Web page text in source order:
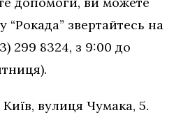
звертайтесь на
299 8324, з 9:00 до
Київ, вулиця Чумака, 5.